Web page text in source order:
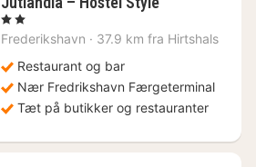
fra
, 2 Stjerner
Frederikshavn · 37.9 km fra Hirtshals
Restaurant og bar
Nær Fredrikshavn Færgeterminal
Tæt på butikker og restauranter